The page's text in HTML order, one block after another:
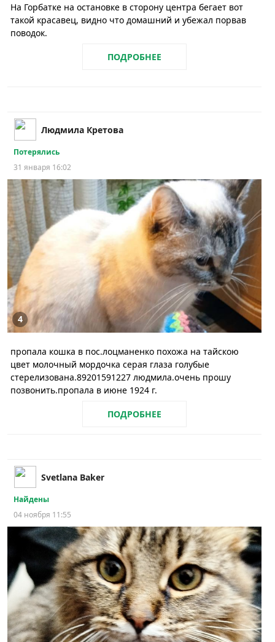
На Горбатке на остановке в сторону центра бегает вот
такой красавец, видно что домашний и убежал порвав
поводок.
ПОДРОБНЕЕ
Людмила Кретова
Потерялись
31 января 16:02
4
пропала кошка в пос.лоцманенко похожа на тайскою
цвет молочный мордочка серая глаза голубые
стерелизована.89201591227 людмила.очень прошу
позвонить.пропала в июне 1924 г.
ПОДРОБНЕЕ
Svetlana Baker
Найдены
04 ноября 11:55